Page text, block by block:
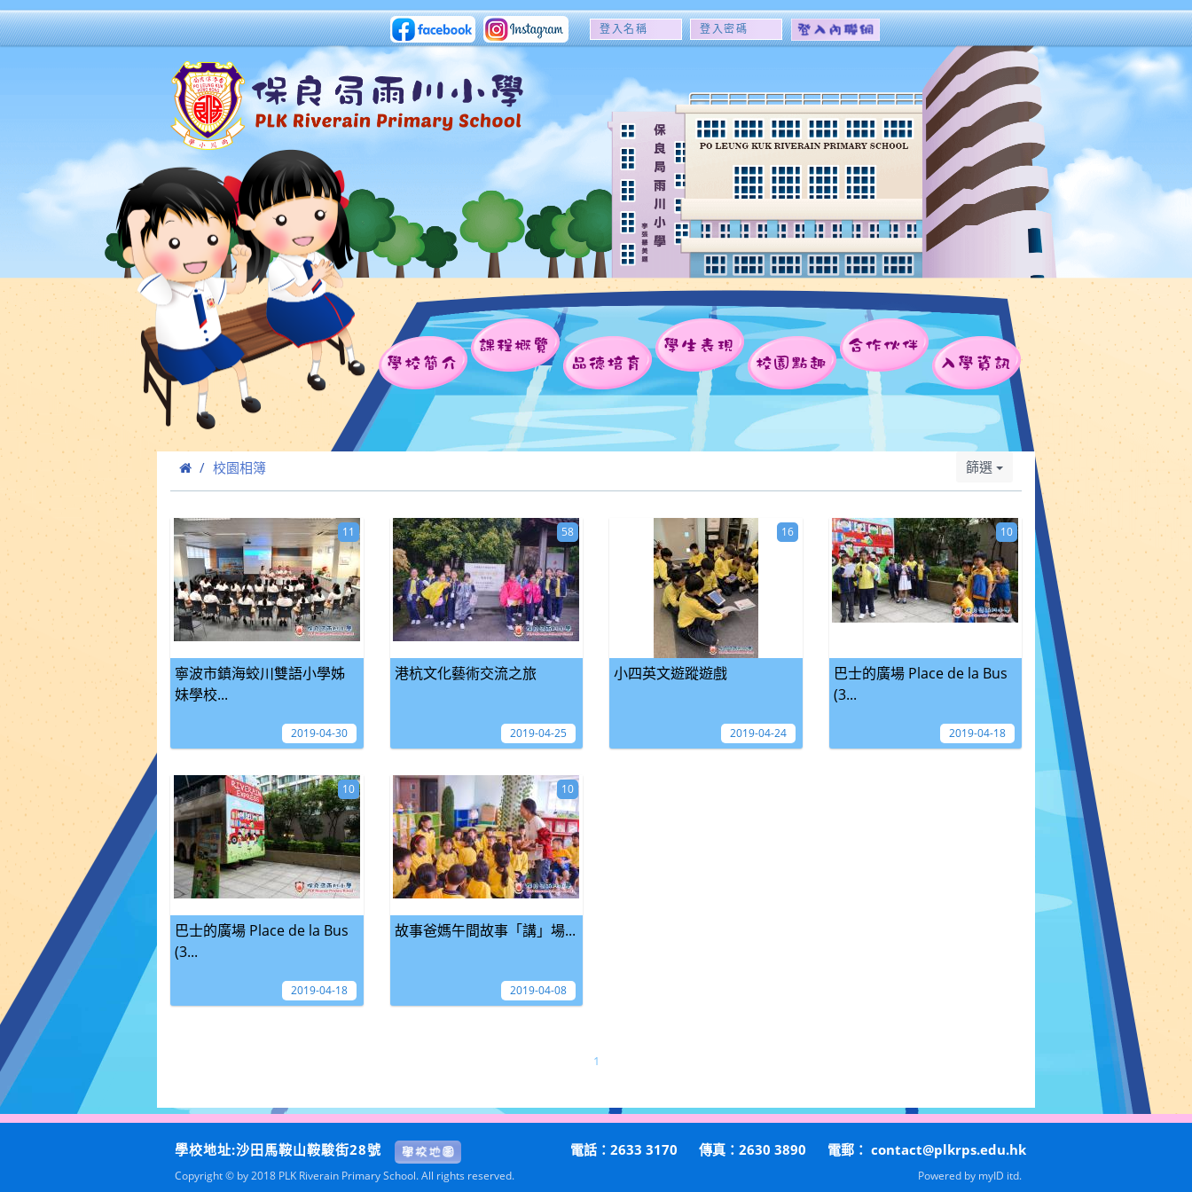
登
名
稱
登
密
碼
學校簡介
課程概覽
品德培育
學生表現
校園點趣
合作伙伴
入學資訊
校園相簿 篩選
寧波市鎮海蛟川雙語小學姊
妹學校...
11
2019-04-30
港杭文化藝術交流之旅
58
2019-04-25
小四英文遊蹤遊戲
16
2019-04-24
巴士的廣場 Place de la Bus
(3...
10
2019-04-18
巴士的廣場 Place de la Bus
(3...
10
2019-04-18
故事爸媽午間故事「講」場...
10
2019-04-08
1
學校地址:沙田馬鞍山鞍駿街28號 電話：2633 3170 傳真：2630 3890 電郵： contact@plkrps.edu.hk
Copyright © by 2018 PLK Riverain Primary School. All rights reserved. Powered by myID itd.